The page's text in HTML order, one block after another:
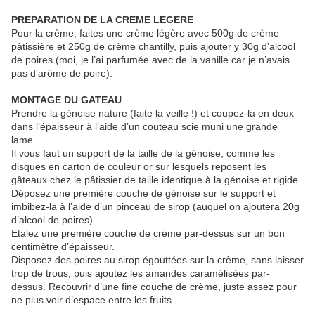
PREPARATION DE LA CREME LEGERE
Pour la crème, faites une crème légère avec 500g de crème
pâtissière et 250g de crème chantilly, puis ajouter y 30g d’alcool
de poires (moi, je l’ai parfumée avec de la vanille car je n’avais
pas d’arôme de poire).
MONTAGE DU GATEAU
Prendre la génoise nature (faite la veille !) et coupez-la en deux
dans l’épaisseur à l’aide d’un couteau scie muni une grande
lame.
Il vous faut un support de la taille de la génoise, comme les
disques en carton de couleur or sur lesquels reposent les
gâteaux chez le pâtissier de taille identique à la génoise et rigide.
Déposez une première couche de génoise sur le support et
imbibez-la à l’aide d’un pinceau de sirop (auquel on ajoutera 20g
d’alcool de poires).
Etalez une première couche de crème par-dessus sur un bon
centimètre d’épaisseur.
Disposez des poires au sirop égouttées sur la crème, sans laisser
trop de trous, puis ajoutez les amandes caramélisées par-
dessus. Recouvrir d’une fine couche de crème, juste assez pour
ne plus voir d’espace entre les fruits.